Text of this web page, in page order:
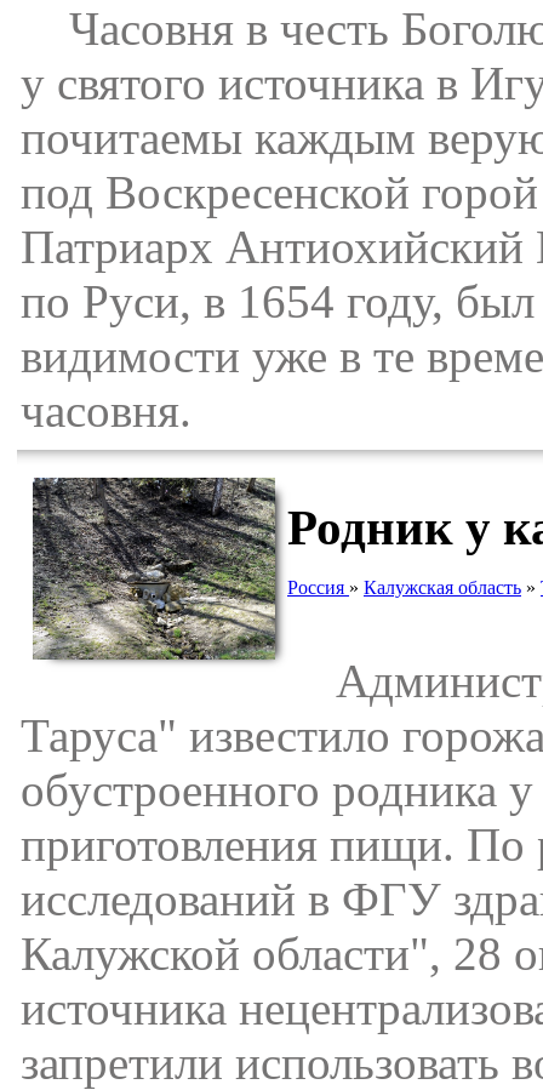
Часовня в честь
у святого источника в
почитаемы каждым
под Воскресенской
Патриарх Антиохийский
по Руси, в 1654 году,
видимости уже в те
часовня.
Родник у
Россия » Калужская область »
Таруса" известило
обустроенного родника
приготовления пищи. По
исследований в ФГУ
Калужской области", 28
источника
запретили использовать